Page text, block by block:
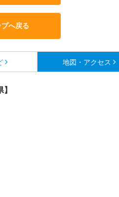
へ戻る
地図・アクセス